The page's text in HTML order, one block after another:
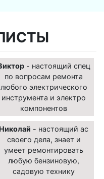
- настоящий спец
по вопросам ремонта
любого электрического
инструмента и электро
компонентов
Николай - настоящий ас
своего дела, знает и
умеет ремонтировать
любую бензиновую,
садовую технику